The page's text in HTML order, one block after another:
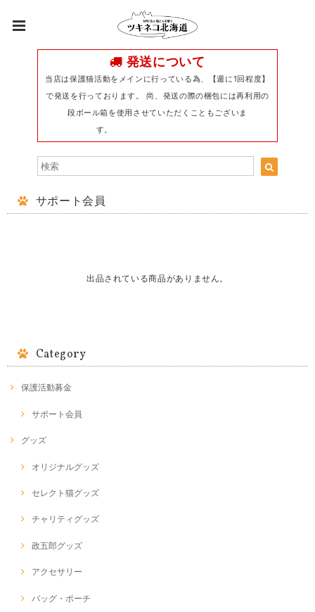
発送について
当店は保護猫活動をメインに行っている為、【週に1回程度】
で発送を行っております。 尚、発送の際の梱包には再利用の
段ボール箱を使用させていただくこともございま
す。
サポート会員
出品されている商品がありません。
Category
保護活動募金
サポート会員
グッズ
オリジナルグッズ
セレクト猫グッズ
チャリティグッズ
政五郎グッズ
アクセサリー
バッグ・ポーチ